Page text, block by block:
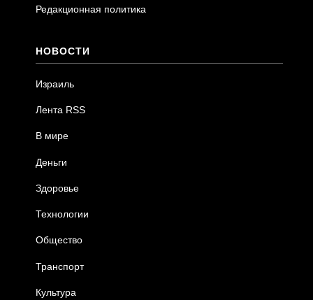
Редакционная политика
НОВОСТИ
Израиль
Лента RSS
В мире
Деньги
Здоровье
Технологии
Общество
Транспорт
Культура